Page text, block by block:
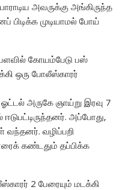
அவருக்கு அங்கிருந்த
பிடிக்க முடியாமல் போய்
கோயம்பேடு பஸ்
ஒரு போலீஸ்காரர்
அருகே ஞாய்று இரவு 7
அப்போது,
வந்தனர். வழிப்பறி
கண்டதும் தப்பிக்க
2 பேரையும் மடக்கி